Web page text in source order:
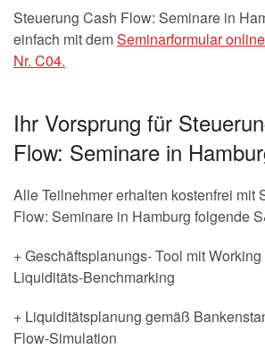
Steuerung Cash Flow: Seminare in
einfach mit demSeminarformular
Nr. C04.
Ihr Vorsprung für
Flow: Seminare in
Alle Teilnehmer erhalten kostenfrei mit
Flow: Seminare in Hamburg folgende
+ Geschäftsplanungs- Tool mit
Liquiditäts-Benchmarking
+ Liquiditätsplanung gemäß
Flow-Simulation